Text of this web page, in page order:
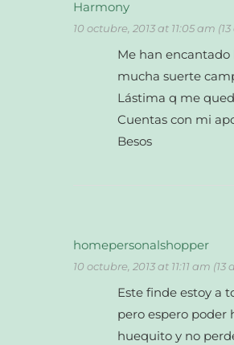
Harmony
10 octubre, 2013 at 11:05 am
Me han encantado
mucha suerte
Lástima q me
Cuentas con mi
Besos
homepersonalshopper
10 octubre, 2013 at 11:11 am (13
Este finde estoy a
pero espero poder
huequito y no